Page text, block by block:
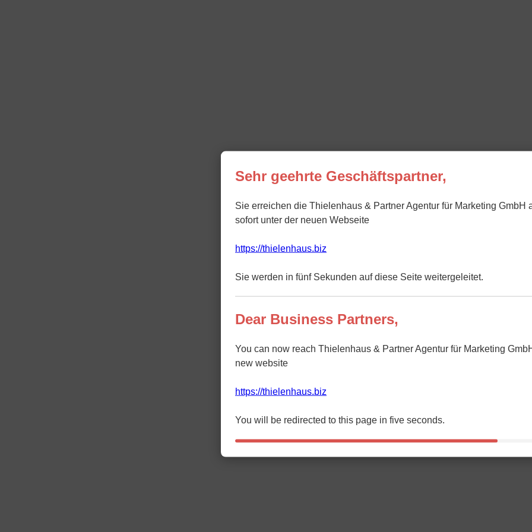
Sehr geehrte Geschäftspartner,
Sie erreichen die Thielenhaus & Partner Agentur für Marketing GmbH
sofort unter der neuen Webseite
https://thielenhaus.biz
Sie werden in fünf Sekunden auf diese Seite weitergeleitet.
Dear Business Partners,
You can now reach Thielenhaus & Partner Agentur für Marketing
new website
https://thielenhaus.biz
You will be redirected to this page in five seconds.